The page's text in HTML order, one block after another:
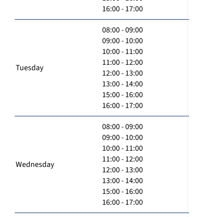
16:00 - 17:00
Tuesday
08:00 - 09:00
09:00 - 10:00
10:00 - 11:00
11:00 - 12:00
12:00 - 13:00
13:00 - 14:00
15:00 - 16:00
16:00 - 17:00
Wednesday
08:00 - 09:00
09:00 - 10:00
10:00 - 11:00
11:00 - 12:00
12:00 - 13:00
13:00 - 14:00
15:00 - 16:00
16:00 - 17:00